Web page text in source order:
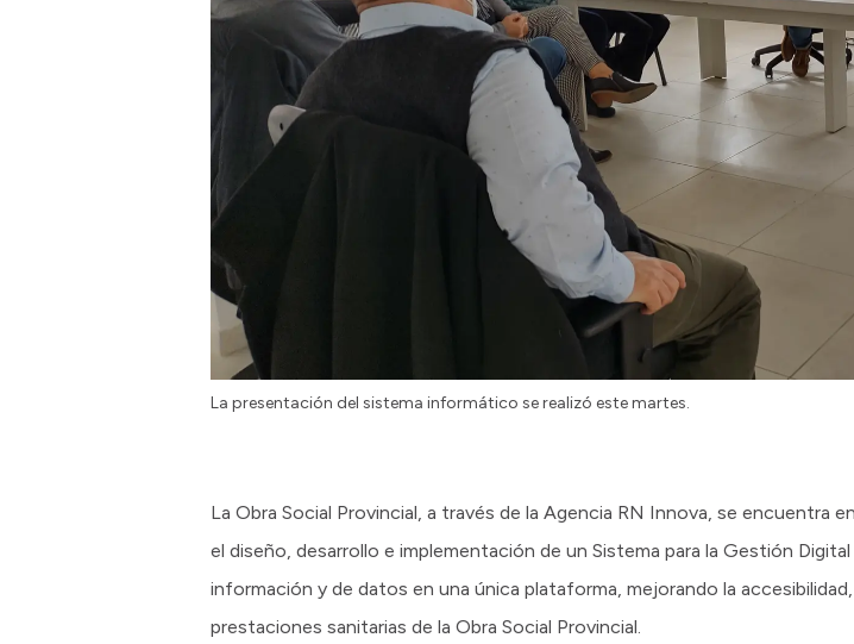
La presentación del sistema informático se realizó este martes.
La Obra Social Provincial, a través de la Agencia RN Innova, se encuentra
el diseño, desarrollo e implementación de un Sistema para la Gestión
información y de datos en una única plataforma, mejorando la
prestaciones sanitarias de la Obra Social Provincial.